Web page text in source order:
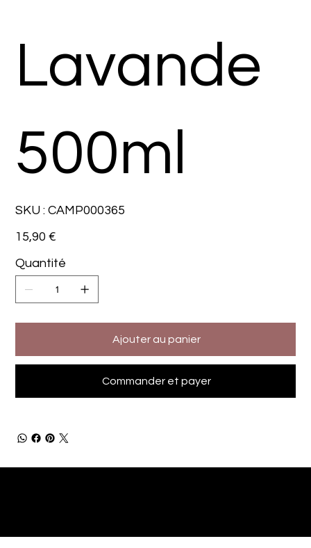
Lavande
500ml
SKU : SKU
CAMP000365
CAMP000365
Prix
15,90 €
Quantité
Ajouter au panier
Commander et payer